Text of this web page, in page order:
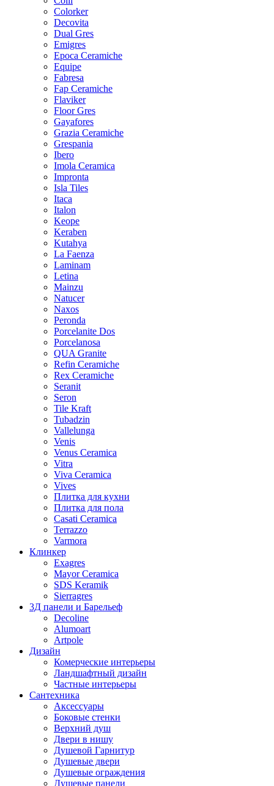
Colorker
Decovita
Dual Gres
Emigres
Epoca Ceramiche
Equipe
Fabresa
Fap Ceramiche
Flaviker
Floor Gres
Gayafores
Grazia Ceramiche
Grespania
Ibero
Imola Ceramica
Impronta
Isla Tiles
Itaca
Italon
Keope
Keraben
Kutahya
La Faenza
Laminam
Letina
Mainzu
Natucer
Naxos
Peronda
Porcelanite Dos
Porcelanosa
QUA Granite
Refin Ceramiche
Rex Ceramiche
Seranit
Seron
Tile Kraft
Tubadzin
Vallelunga
Venis
Venus Ceramica
Vitra
Viva Ceramica
Vives
Плитка для кухни
Плитка для пола
Casati Ceramica
Terrazzo
Varmora
Клинкер
Exagres
Mayor Ceramica
SDS Keramik
Sierragres
3Д панели и Барельеф
Decoline
Alumoart
Artpole
Дизайн
Комерческие интерьеры
Ландшафтный дизайн
Частные интерьеры
Сантехника
Аксессуары
Боковые стенки
Верхний душ
Двери в нишу
Душевой Гарнитур
Душевые двери
Душевые ограждения
Душевые панели